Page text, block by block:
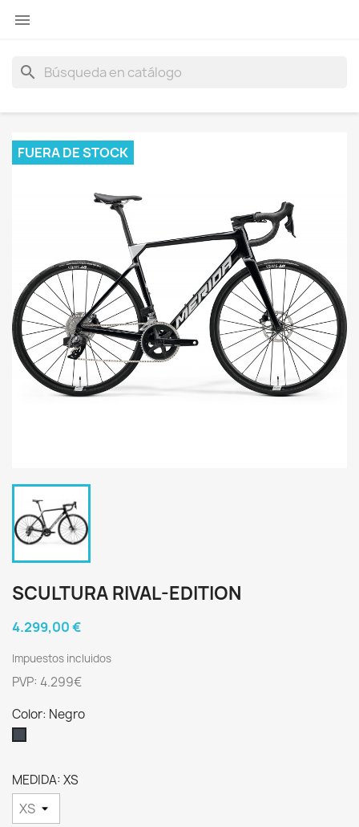

search
FUERA DE STOCK
SCULTURA RIVAL-EDITION
4.299,00 €
Impuestos incluidos
PVP: 4.299€
Color: Negro
MEDIDA: XS